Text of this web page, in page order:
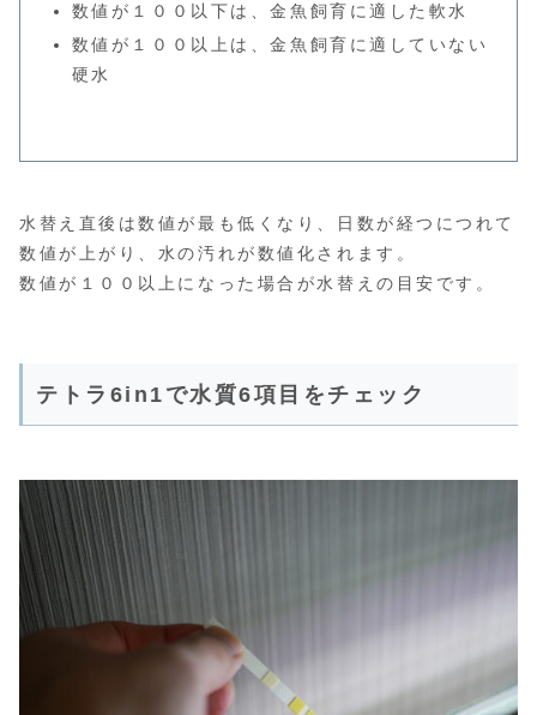
数値が１００以下は、金魚飼育に適した軟水
数値が１００以上は、金魚飼育に適していない
硬水
水替え直後は数値が最も低くなり、日数が経つにつれて
数値が上がり、水の汚れが数値化されます。
数値が１００以上になった場合が水替えの目安です。
テトラ6in1で水質6項目をチェック